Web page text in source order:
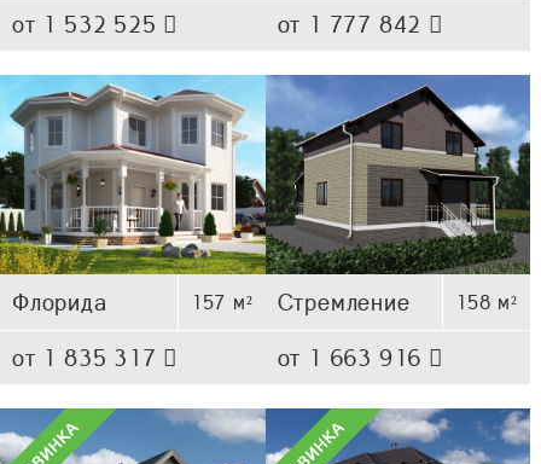
от 1 532 525 от 1 777 842
Флорида 157 м²
от 1 835 317
Стремление 158 м²
от 1 663 916